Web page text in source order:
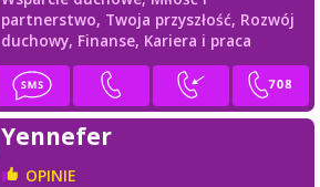
partnerstwo, Twoja przyszłość, Rozwój
duchowy, Finanse, Kariera i praca
Yennefer
OPINIE